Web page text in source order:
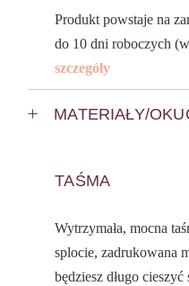
Produkt powstaje na
do 10 dni roboczych
szczegóły
MATERIAŁY/
TAŚMA
Wytrzymała, mocna
splocie, zadrukowana
będziesz długo